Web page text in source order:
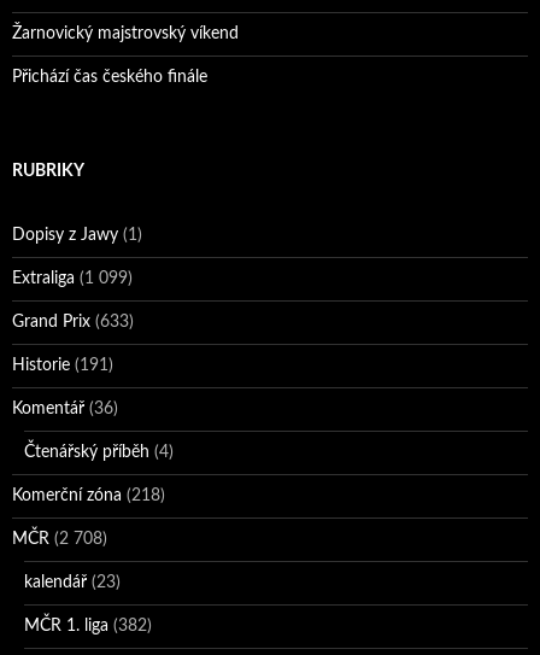
Žarnovický majstrovský víkend
Přichází čas českého finále
RUBRIKY
Dopisy z Jawy (1)
Extraliga (1 099)
Grand Prix (633)
Historie (191)
Komentář (36)
Čtenářský příběh (4)
Komerční zóna (218)
MČR (2 708)
kalendář (23)
MČR 1. liga (382)